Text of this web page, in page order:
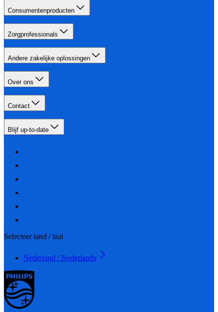
Consumentenproducten
Zorgprofessionals
Andere zakelijke oplossingen
Over ons
Contact
Blijf up-to-date
Selecteer land / taal
Nederland / Nederlands